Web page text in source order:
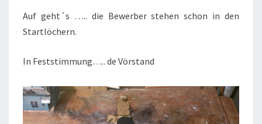
Auf geht´s ….. die Bewerber stehen schon in den
Startlöchern.
In Feststimmung….. de Vörstand